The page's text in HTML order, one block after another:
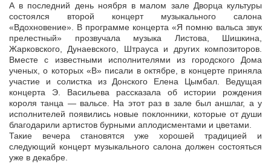
А в последний день ноября в малом зале Дворца культуры
состоялся второй концерт музыкального салона
«Вдохновение». В программе концерта «Я помню вальса звук
прелестный» прозвучала музыка Листова, Шишкина,
Жарковского, Дунаевского, Штрауса и других композиторов.
Вместе с известными исполнителями из городского Дома
ученых, о которых «В» писали в октябре, в концерте приняла
участие и солистка из Донского Елена Цымбал. Ведущая
концерта Э. Васильева рассказала об истории рождения
короля танца — вальсе. На этот раз в зале был аншлаг, а у
исполнителей появились новые поклонники, которые от души
благодарили артистов бурными аплодисментами и цветами.
Такие вечера становятся уже хорошей традицией и
следующий концерт музыкального салона должен состояться
уже в декабре.